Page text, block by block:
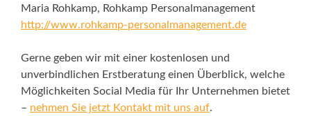
Maria Rohkamp, Rohkamp Personalmanagement
http://www.rohkamp-personalmanagement.de
Gerne geben wir mit einer kostenlosen und
unverbindlichen Erstberatung einen Überblick, welche
Möglichkeiten Social Media für Ihr Unternehmen bietet
– nehmen Sie jetzt Kontakt mit uns auf.